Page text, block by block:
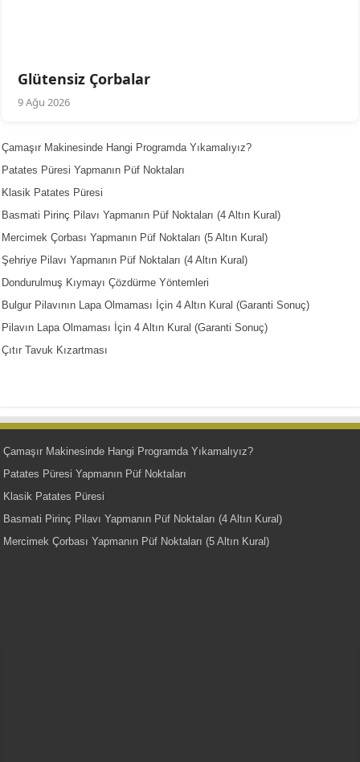
Glütensiz Çorbalar
9 Ağu 2026
Çamaşır Makinesinde Hangi Programda Yıkamalıyız?
Patates Püresi Yapmanın Püf Noktaları
Klasik Patates Püresi
Basmati Pirinç Pilavı Yapmanın Püf Noktaları (4 Altın Kural)
Mercimek Çorbası Yapmanın Püf Noktaları (5 Altın Kural)
Şehriye Pilavı Yapmanın Püf Noktaları (4 Altın Kural)
Dondurulmuş Kıymayı Çözdürme Yöntemleri
Bulgur Pilavının Lapa Olmaması İçin 4 Altın Kural (Garanti Sonuç)
Pilavın Lapa Olmaması İçin 4 Altın Kural (Garanti Sonuç)
Çıtır Tavuk Kızartması
Çamaşır Makinesinde Hangi Programda Yıkamalıyız?
Patates Püresi Yapmanın Püf Noktaları
Klasik Patates Püresi
Basmati Pirinç Pilavı Yapmanın Püf Noktaları (4 Altın Kural)
Mercimek Çorbası Yapmanın Püf Noktaları (5 Altın Kural)